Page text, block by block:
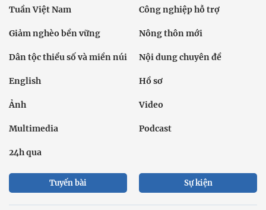
Tuần Việt Nam Công nghiệp hỗ trợ
Giảm nghèo bền vững Nông thôn mới
Dân tộc thiểu số và miền núi Nội dung chuyên đề
English Hồ sơ
Ảnh Video
Multimedia Podcast
24h qua
Tuyến bài Sự kiện